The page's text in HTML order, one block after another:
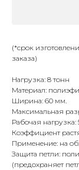
(*срок
заказа)
Нагрузка: 8 тонн
Материал:
Ширина: 60 мм.
Максимальная
Рабочая нагрузка:
Коэффициент
Применение: на
Защита петли:
(предохраняет